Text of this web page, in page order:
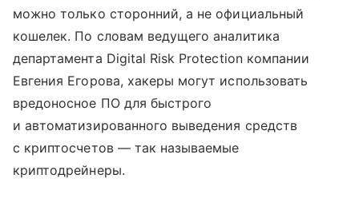
можно только сторонний, а не официальный
кошелек. По словам ведущего аналитика
департамента Digital Risk Protection компании
Евгения Егорова, хакеры могут использовать
вредоносное ПО для быстрого
и автоматизированного выведения средств
с криптосчетов — так называемые
криптодрейнеры.